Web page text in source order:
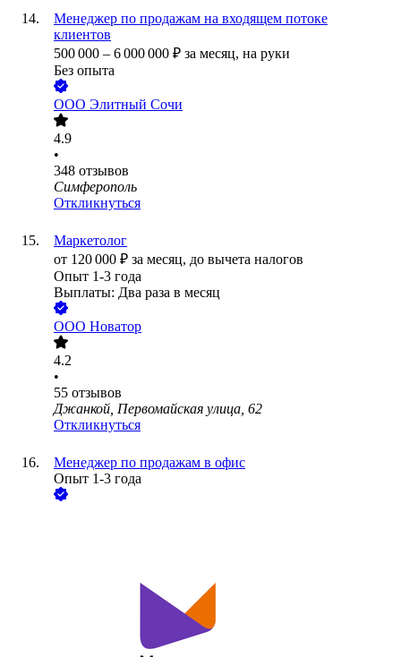
Менеджер по продажам на входящем потоке
клиентов
500 000 – 6 000 000 ₽ за месяц, на руки
Без опыта
ООО Элитный Сочи
4.9
•
348 отзывов
Симферополь
Откликнуться
Маркетолог
от 120 000 ₽ за месяц, до вычета налогов
Опыт 1-3 года
Выплаты: Два раза в месяц
ООО Новатор
4.2
•
55 отзывов
Джанкой, Первомайская улица, 62
Откликнуться
Менеджер по продажам в офис
Опыт 1-3 года